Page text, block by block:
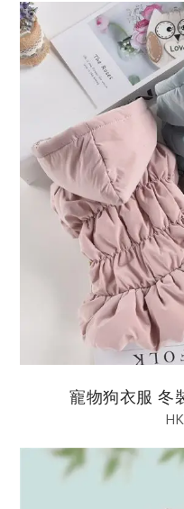
寵物狗衣服 冬